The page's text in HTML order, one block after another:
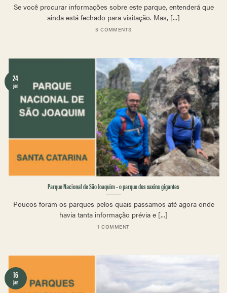
Se você procurar informações sobre este parque, entenderá que
ainda está fechado para visitação. Mas, [...]
3 COMMENTS
Parque Nacional de São Joaquim – o parque dos xaxins gigantes
Poucos foram os parques pelos quais passamos até agora onde
havia tanta informação prévia e [...]
1 COMMENT
24
jan
16
jan